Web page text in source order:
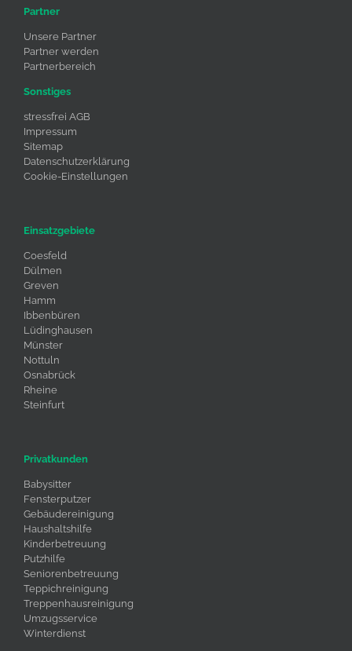
Partner
Unsere Partner
Partner werden
Partnerbereich
Sonstiges
stressfrei AGB
Impressum
Sitemap
Datenschutzerklärung
Cookie-Einstellungen
Einsatzgebiete
Coesfeld
Dülmen
Greven
Hamm
Ibbenbüren
Lüdinghausen
Münster
Nottuln
Osnabrück
Rheine
Steinfurt
Privatkunden
Babysitter
Fensterputzer
Gebäudereinigung
Haushaltshilfe
Kinderbetreuung
Putzhilfe
Seniorenbetreuung
Teppichreinigung
Treppenhausreinigung
Umzugsservice
Winterdienst